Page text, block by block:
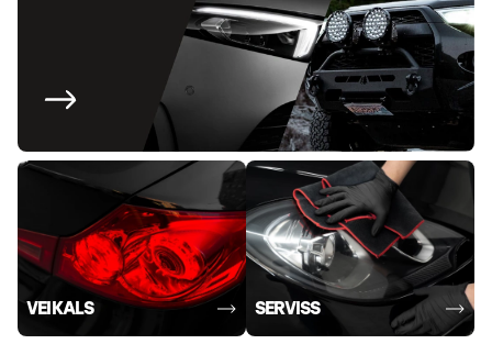
VEIKALS SERVISS
velosipēdu
apgaismojums
Serviss
Automobiļu
lukturu
remonts un
atjaunošana
Lukturu
pulēšana